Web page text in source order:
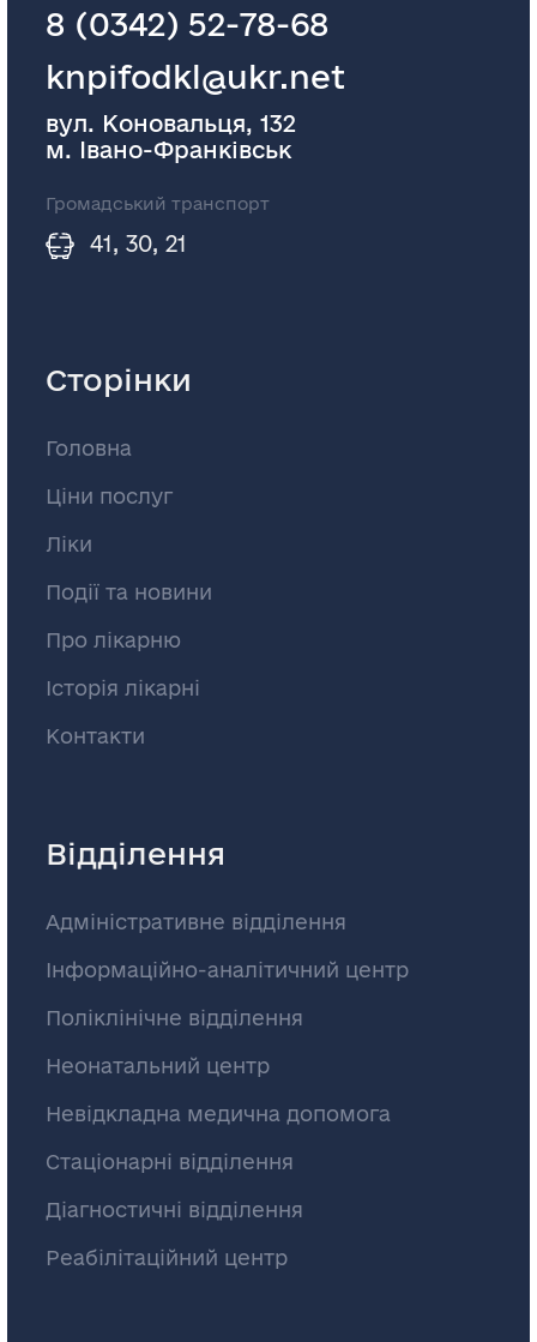
8 (0342) 52-78-68
knpifodkl@ukr.net
вул. Коновальця, 132
м. Івано-Франківськ
Громадський транспорт
41, 30, 21
Сторінки
Головна
Ціни послуг
Ліки
Події та новини
Про лікарню
Історія лікарні
Контакти
Відділення
Адміністративне відділення
Інформаційно-аналітичний центр
Поліклінічне відділення
Неонатальний центр
Невідкладна медична допомога
Стаціонарні відділення
Діагностичні відділення
Реабілітаційний центр